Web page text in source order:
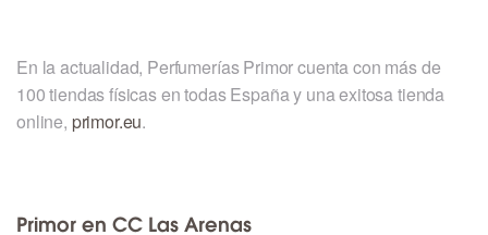
En la actualidad, Perfumerías Primor cuenta con más de
100 tiendas físicas en todas España y una exitosa tienda
online, primor.eu.
Primor en CC Las Arenas